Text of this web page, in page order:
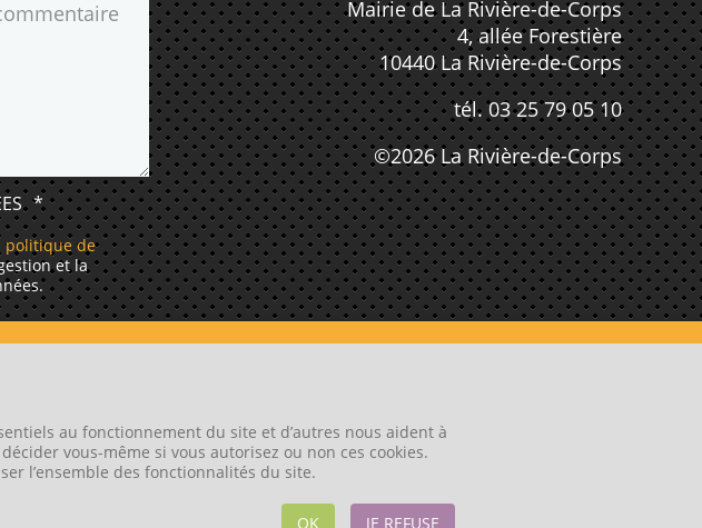
*
politique de
et la
Mairie de La Rivière-de-Corps
4, allée Forestière
10440 La Rivière-de-Corps
tél. 03 25 79 05 10
©2026 La Rivière-de-Corps
RÉALISÉ AVEC ENVIEDUNSITE . FR
au fonctionnement du site et d’autres nous aident à
vous-même si vous autorisez ou non ces cookies.
l’ensemble des fonctionnalités du site.
OK JE REFUSE